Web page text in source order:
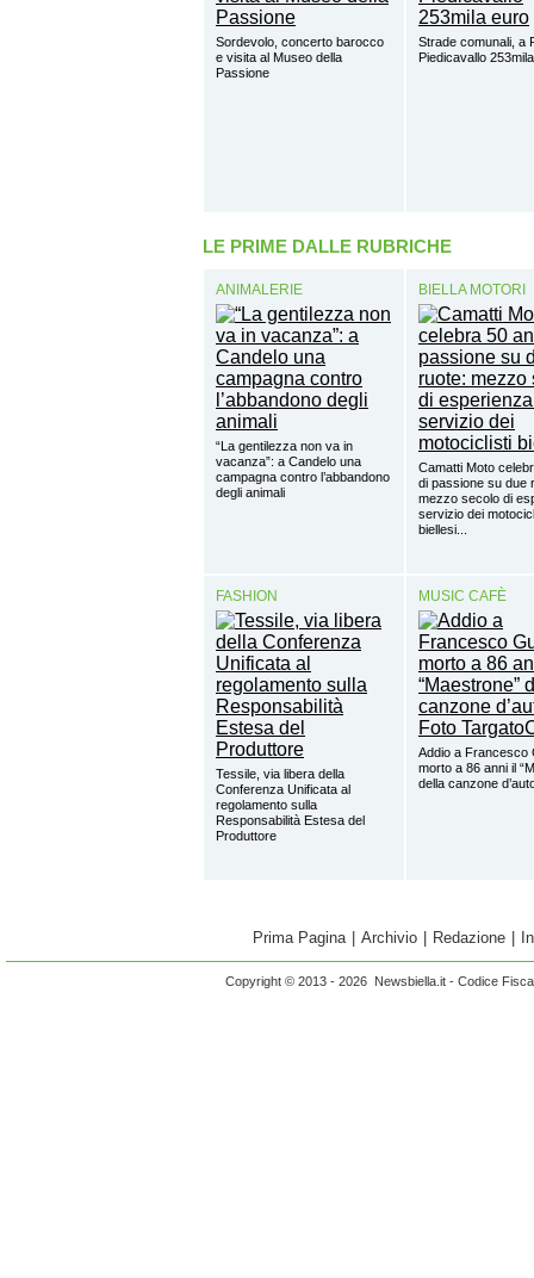
Sordevolo, concerto barocco
e visita al Museo della
Passione
Strade comunali, a
Piedicavallo
LE PRIME DALLE RUBRICHE
ANIMALERIE
“La gentilezza non va in
vacanza”: a Candelo una
campagna contro l’abbandono
degli animali
BIELLA MOTORI
Camatti Moto
di passione su due
mezzo secolo di
servizio dei
biellesi...
FASHION
Tessile, via libera della
Conferenza Unificata al
regolamento sulla
Responsabilità Estesa del
Produttore
MUSIC CAFÈ
Addio a Francesco
morto a 86 anni il
della canzone
Prima Pagina | Archivio | Redazione |
Copyright © 2013 - 2026 Newsbiella.it - Codice